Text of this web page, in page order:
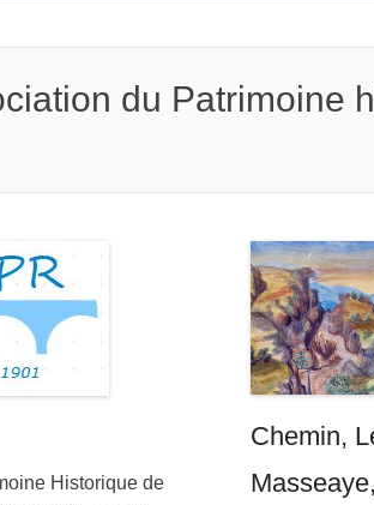
du Patrimoine
Historique de
Chemin,